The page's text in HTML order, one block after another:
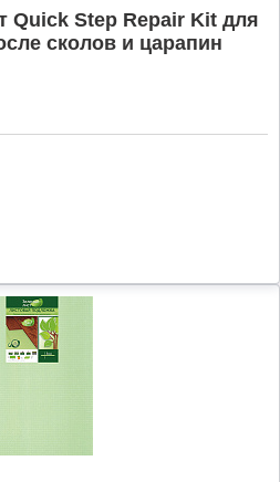
Quick Step Repair Kit для
сколов и царапин